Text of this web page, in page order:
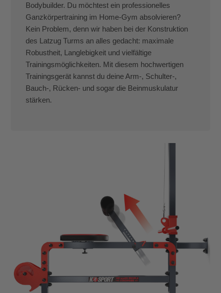
Bodybuilder. Du möchtest ein professionelles
Ganzkörpertraining im Home-Gym absolvieren?
Kein Problem, denn wir haben bei der Konstruktion
des Latzug Turms an alles gedacht: maximale
Robustheit, Langlebigkeit und vielfältige
Trainingsmöglichkeiten. Mit diesem hochwertigen
Trainingsgerät kannst du deine Arm-, Schulter-,
Bauch-, Rücken- und sogar die Beinmuskulatur
stärken.